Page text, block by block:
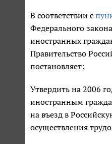
В соответствии с
Федерального
иностранных
Правительство
постановляет:
Утвердить на 2006
иностранным
на въезд в
осуществления